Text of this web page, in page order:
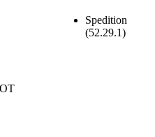
Spedition
(52.29.1)